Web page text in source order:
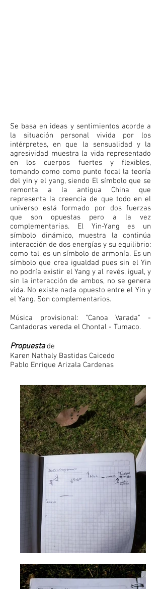
Se basa en ideas y sentimientos acorde a
la situación personal vivida por los
intérpretes, en que la sensualidad y la
agresividad muestra la vida representado
en los cuerpos fuertes y flexibles,
tomando como como punto focal la teoría
del yin y el yang, siendo El símbolo que se
remonta a la antigua China que
representa la creencia de que todo en el
universo está formado por dos fuerzas
que son opuestas pero a la vez
complementarias. El Yin-Yang es un
símbolo dinámico, muestra la continúa
interacción de dos energías y su equilibrio:
como tal, es un símbolo de armonía. Es un
símbolo que crea igualdad pues sin el Yin
no podría existir el Yang y al revés, igual, y
sin la interacción de ambos, no se genera
vida. No existe nada opuesto entre el Yin y
el Yang. Son complementarios.
Música provisional: "Canoa Varada" -
Cantadoras vereda el Chontal - Tumaco.
Propuesta de
Karen Nathaly Bastidas Caicedo
Pablo Enrique Arizala Cardenas